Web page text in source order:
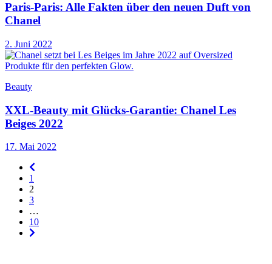
Paris-Paris: Alle Fakten über den neuen Duft von
Chanel
2. Juni 2022
Beauty
XXL-Beauty mit Glücks-Garantie: Chanel Les
Beiges 2022
17. Mai 2022
1
2
3
…
10